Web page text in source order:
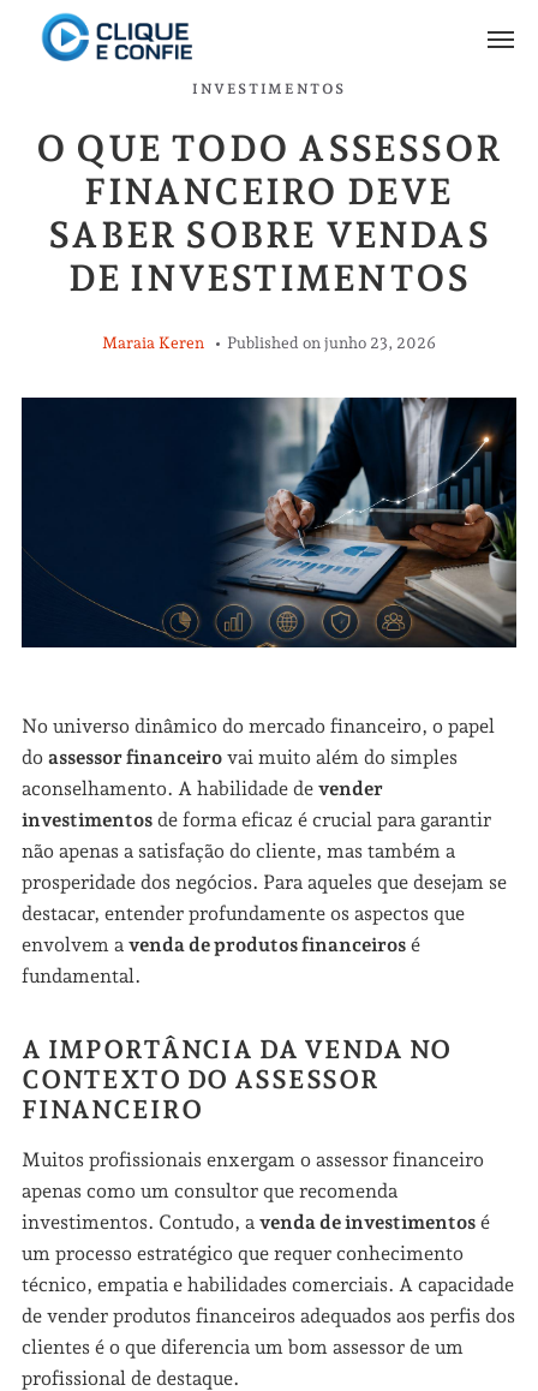
INVESTIMENTOS
O QUE TODO ASSESSOR
FINANCEIRO DEVE
SABER SOBRE VENDAS
DE INVESTIMENTOS
Maraia Keren Published onjunho 23, 2026
No universo dinâmico do mercado financeiro, o papel
do assessor financeirovai muito além do simples
aconselhamento. A habilidade de vender
investimentosde forma eficaz é crucial para garantir
não apenas a satisfação do cliente, mas também a
prosperidade dos negócios. Para aqueles que desejam se
destacar, entender profundamente os aspectos que
envolvem a venda de produtos financeirosé
fundamental.
A IMPORTÂNCIA DA VENDA NO
CONTEXTO DO ASSESSOR
FINANCEIRO
Muitos profissionais enxergam o assessor financeiro
apenas como um consultor que recomenda
investimentos. Contudo, a venda de investimentosé
um processo estratégico que requer conhecimento
técnico, empatia e habilidades comerciais. A capacidade
de vender produtos financeiros adequados aos perfis dos
clientes é o que diferencia um bom assessor de um
profissional de destaque.